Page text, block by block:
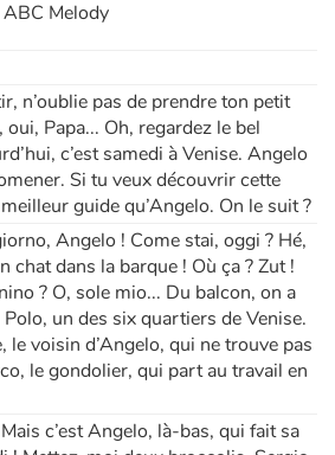
Melody
n’oublie pas de prendre ton petit
Papa... Oh, regardez le bel
c’est samedi à Venise. Angelo
Si tu veux découvrir cette
guide qu’Angelo. On le suit ?
Angelo ! Come stai, oggi ? Hé,
chat dans la barque ! Où ça ? Zut !
? O, sole mio... Du balcon, on a
un des six quartiers de Venise.
le voisin d’Angelo, qui ne trouve pas
le gondolier, qui part au travail en
c’est Angelo, là-bas, qui fait sa